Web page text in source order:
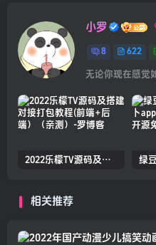
小罗
8 622
2022乐檬TV源码及搭建对接打包教程(前端+后端）（亲测）
相关推荐